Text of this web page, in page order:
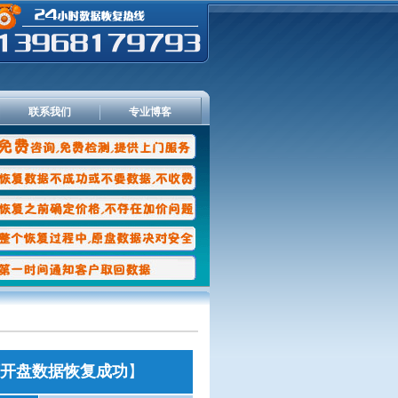
联系我们 专业博客
盘数据恢复成功 】